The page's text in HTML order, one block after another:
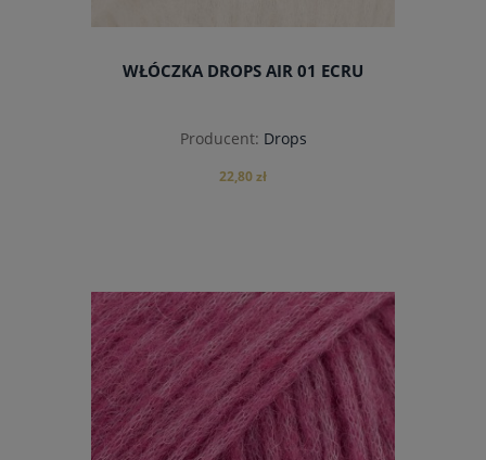
WŁÓCZKA DROPS AIR 01 ECRU
Producent: Drops
22,80 zł
do koszyka